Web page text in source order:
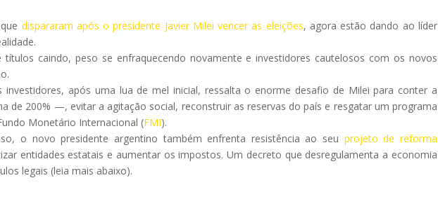
dispararam após o presidente Javier Milei vencer as eleições, agora estão dando ao líder
caindo, peso se enfraquecendo novamente e investidores cautelosos com os novos
investidores, após uma lua de mel inicial, ressalta o enorme desafio de Milei para conter a
de 200% —, evitar a agitação social, reconstruir as reservas do país e resgatar um programa
Monetário Internacional (FMI).
o novo presidente argentino também enfrenta resistência ao seu projeto de reforma
entidades estatais e aumentar os impostos. Um decreto que desregulamenta a economia
legais (leia mais abaixo).